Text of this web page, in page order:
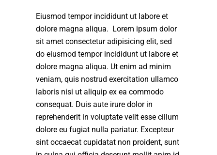
Eiusmod tempor incididunt ut labore et
dolore magna aliqua. Lorem ipsum dolor
sit amet consectetur adipisicing elit, sed
do eiusmod tempor incididunt ut labore et
dolore magna aliqua. Ut enim ad minim
veniam, quis nostrud exercitation ullamco
laboris nisi ut aliquip ex ea commodo
consequat. Duis aute irure dolor in
reprehenderit in voluptate velit esse cillum
dolore eu fugiat nulla pariatur. Excepteur
sint occaecat cupidatat non proident, sunt